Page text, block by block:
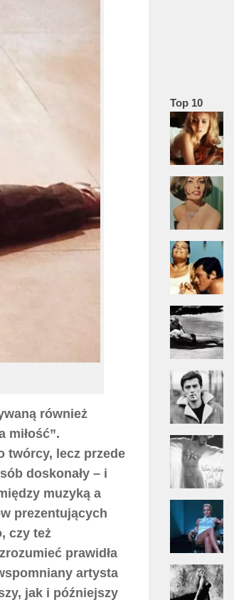
również
miłość”.
twórcy, lecz przede
doskonały – i
muzyką a
prezentujących
czy też
prawidła
artysta
jak i późniejszy
Top 10